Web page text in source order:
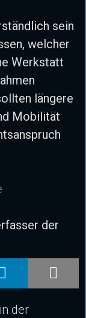
sein
welcher
Werkstatt
längere
Mobilität
der
der